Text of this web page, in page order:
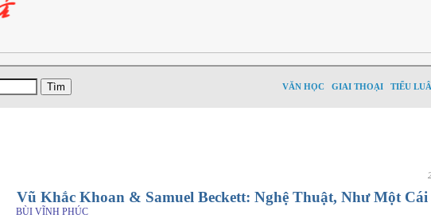
VĂN HỌC GIAI THOẠI TIỂU
Vũ Khắc Khoan & Samuel Beckett: Nghệ Thuật, Như Một Cái
BÙI VĨNH PHÚC